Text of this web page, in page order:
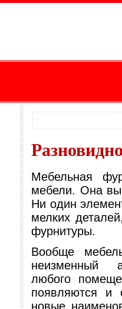
Мебельная
мебели. Она
Ни один
мелких
фурнитуры.
Вообще
неизменный
любого
появляются и
новые